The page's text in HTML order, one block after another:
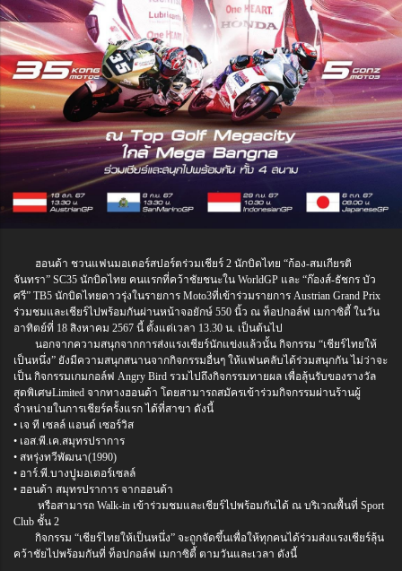
ฮอนด้า ชวนแฟนมอเตอร์สปอร์ตร่วมเชียร์ 2 นักบิดไทย “ก้อง-สมเกียรติ
จันทรา” SC35 นักบิดไทย คนแรกที่คว้าชัยชนะใน WorldGP และ “ก๊องส์-ธัชกร บัว
ศรี” TB5 นักบิดไทยดาวรุ่งในรายการ Moto3ที่เข้าร่วมรายการ Austrian Grand Prix
ร่วมชมและเชียร์ไปพร้อมกันผ่านหน้าจอยักษ์ 550 นิ้ว ณ ท็อปกอล์ฟ เมกาซิตี้ ในวัน
อาทิตย์ที่ 18 สิงหาคม 2567 นี้ ตั้งแต่เวลา 13.30 น. เป็นต้นไป
นอกจากความสนุกจากการส่งแรงเชียร์นักแข่งแล้วนั้น กิจกรรม “เชียร์ไทยให้
เป็นหนึ่ง” ยังมีความสนุกสนานจากกิจกรรมอื่นๆ ให้แฟนคลับได้ร่วมสนุกกัน ไม่ว่าจะ
เป็น กิจกรรมเกมกอล์ฟ Angry Bird รวมไปถึงกิจกรรมทายผล เพื่อลุ้นรับของรางวัล
สุดพิเศษLimited จากทางฮอนด้า โดยสามารถสมัครเข้าร่วมกิจกรรมผ่านร้านผู้
จำหน่ายในการเชียร์ครั้งแรก ได้ที่สาขา ดังนี้
• เจ ที เซลล์ แอนด์ เซอร์วิส
• เอส.พี.เค.สมุทรปราการ
• สหรุ่งทวีพัฒนา(1990)
• อาร์.พี.บางปูมอเตอร์เซลล์
• ฮอนด้า สมุทรปราการ จากฮอนด้า
หรือสามารถ Walk-in เข้าร่วมชมและเชียร์ไปพร้อมกันได้ ณ บริเวณพื้นที่ Sport
Club ชั้น 2
กิจกรรม “เชียร์ไทยให้เป็นหนึ่ง” จะถูกจัดขึ้นเพื่อให้ทุกคนได้ร่วมส่งแรงเชียร์ลุ้น
คว้าชัยไปพร้อมกันที่ ท็อปกอล์ฟ เมกาซิตี้ ตามวันและเวลา ดังนี้